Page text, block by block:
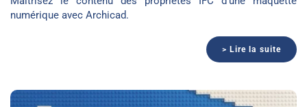
numérique avec Archicad.
> Lire la suite